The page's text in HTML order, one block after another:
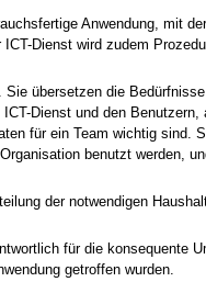
Anwendung, mit
Dienst wird zudem
übersetzen die
Dienst und den Benutzern,
für ein Team wichtig sind.
benutzt werden,
der notwendigen
für die konsequente
getroffen wurden.